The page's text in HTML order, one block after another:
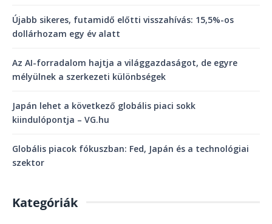
Újabb sikeres, futamidő előtti visszahívás: 15,5%-os
dollárhozam egy év alatt
Az AI-forradalom hajtja a világgazdaságot, de egyre
mélyülnek a szerkezeti különbségek
Japán lehet a következő globális piaci sokk
kiindulópontja – VG.hu
Globális piacok fókuszban: Fed, Japán és a technológiai
szektor
Kategóriák